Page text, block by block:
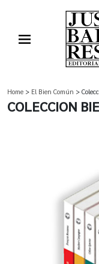
Home > El Bien Común >
COLECCION